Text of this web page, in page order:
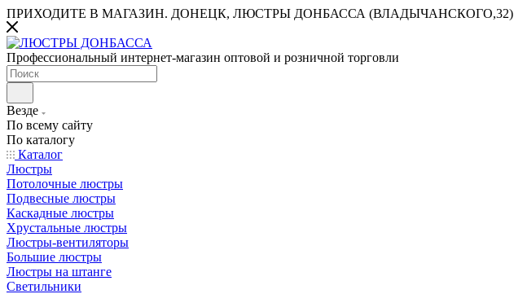
ПРИХОДИТЕ В МАГАЗИН. ДОНЕЦК, ЛЮСТРЫ ДОНБАССА (ВЛАДЫЧАНСКОГО,32)
Профессиональный интернет-магазин оптовой и розничной торговли
Везде
По всему сайту
По каталогу
Каталог
Люстры
Потолочные люстры
Подвесные люстры
Каскадные люстры
Хрустальные люстры
Люстры-вентиляторы
Большие люстры
Люстры на штанге
Светильники